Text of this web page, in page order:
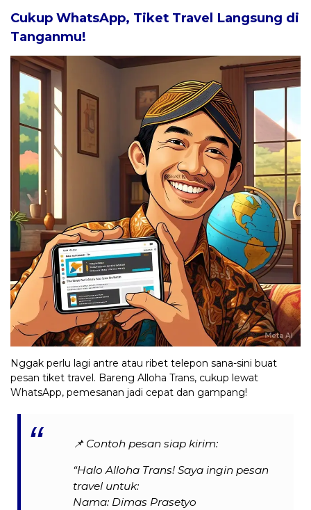
Cukup WhatsApp, Tiket Travel Langsung di
Tanganmu!
Nggak perlu lagi antre atau ribet telepon sana-sini buat
pesan tiket travel. Bareng Alloha Trans, cukup lewat
WhatsApp, pemesanan jadi cepat dan gampang!
📌 Contoh pesan siap kirim:
“Halo Alloha Trans! Saya ingin pesan
travel untuk:
Nama: Dimas Prasetyo